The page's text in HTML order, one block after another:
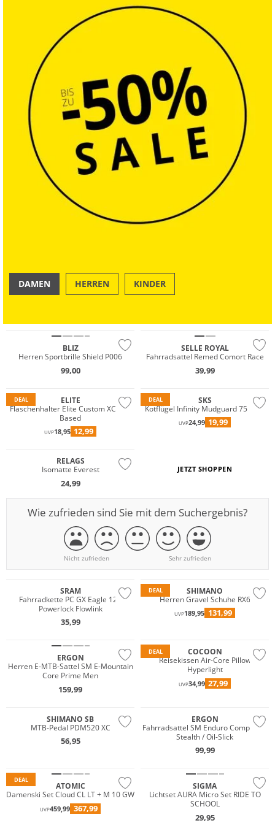
DAMEN HERREN KINDER
BLIZ
Herren Sportbrille Shield P006
99,00
SELLE ROYAL
Fahrradsattel Remed Comort Race
39,99
DEAL
ELITE
Flaschenhalter Elite Custom XC Bio-
Based
UVP18,95 12,99
DEAL
SKS
Kotflügel Infinity Mudguard 75 Rear
UVP24,99 19,99
RELAGS
Isomatte Everest
24,99
JETZT SHOPPEN
Wie zufrieden sind Sie mit dem Suchergebnis?
Nicht zufrieden Sehr zufrieden
SRAM
Fahrradkette PC GX Eagle 126
Powerlock Flowlink
35,99
DEAL
SHIMANO
Herren Gravel Schuhe RX6
UVP189,95 131,99
ERGON
Herren E-MTB-Sattel SM E-Mountain
Core Prime Men
159,99
DEAL
COCOON
Reisekissen Air-Core Pillow
Hyperlight
UVP34,99 27,99
SHIMANO SB
MTB-Pedal PDM520 XC
56,95
ERGON
Fahrradsattel SM Enduro Comp Men
Stealth / Oil-Slick
99,99
DEAL
ATOMIC
Damenski Set Cloud CL LT + M 10 GW
UVP459,99 367,99
SIGMA
Lichtset AURA Micro Set RIDE TO
SCHOOL
29,95